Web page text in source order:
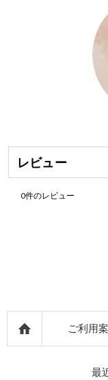
レビュー
0件のレビュー
ご利用
最